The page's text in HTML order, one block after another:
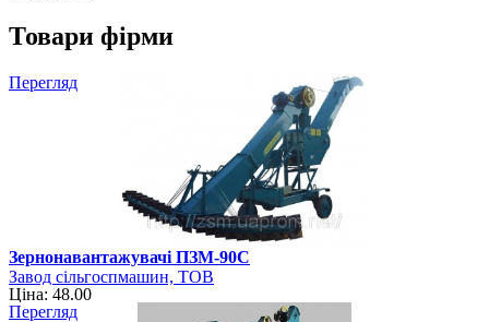
Товари фірми
Перегляд
Зернонавантажувачі ПЗМ-90С
Завод сільгоспмашин, ТОВ
Ціна: 48.00
Перегляд